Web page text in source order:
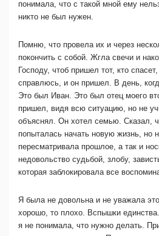
понимала, что с такой мной ему
никто не был нужен.
Помню, что провела их и через
покончить с собой. Жгла свечи и
Господу, чтоб пришел тот, кто
справлюсь, и он пришел. В день,
Это был Иван. Это был отец моего
пришел, видя всю ситуацию, но не
объяснял. Он хотел семью. Сказал,
попыталась начать новую жизнь, но
пересматривала прошлое, а так и
недовольство судьбой, злобу,
которая заблокировала все
Я была не довольна и не уважала
хорошо, то плохо. Вспышки
я не понимала, что нужно делать.